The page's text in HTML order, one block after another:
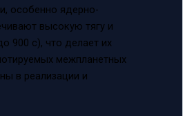
особенно ядерно-
высокую тягу и
900 с), что делает их
межпланетных
в реализации и